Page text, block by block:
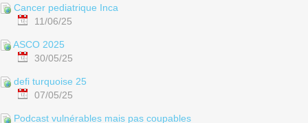
Cancer pediatrique Inca
11/06/25
ASCO 2025
30/05/25
defi turquoise 25
07/05/25
Podcast vulnérables mais pas coupables